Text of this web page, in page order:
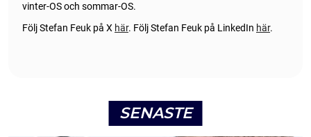
vinter-OS och sommar-OS.
Följ Stefan Feuk på X här. Följ Stefan Feuk på LinkedIn här.
SENASTE